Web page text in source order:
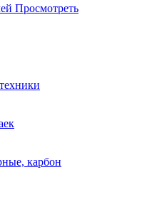
Просмотреть
карбон